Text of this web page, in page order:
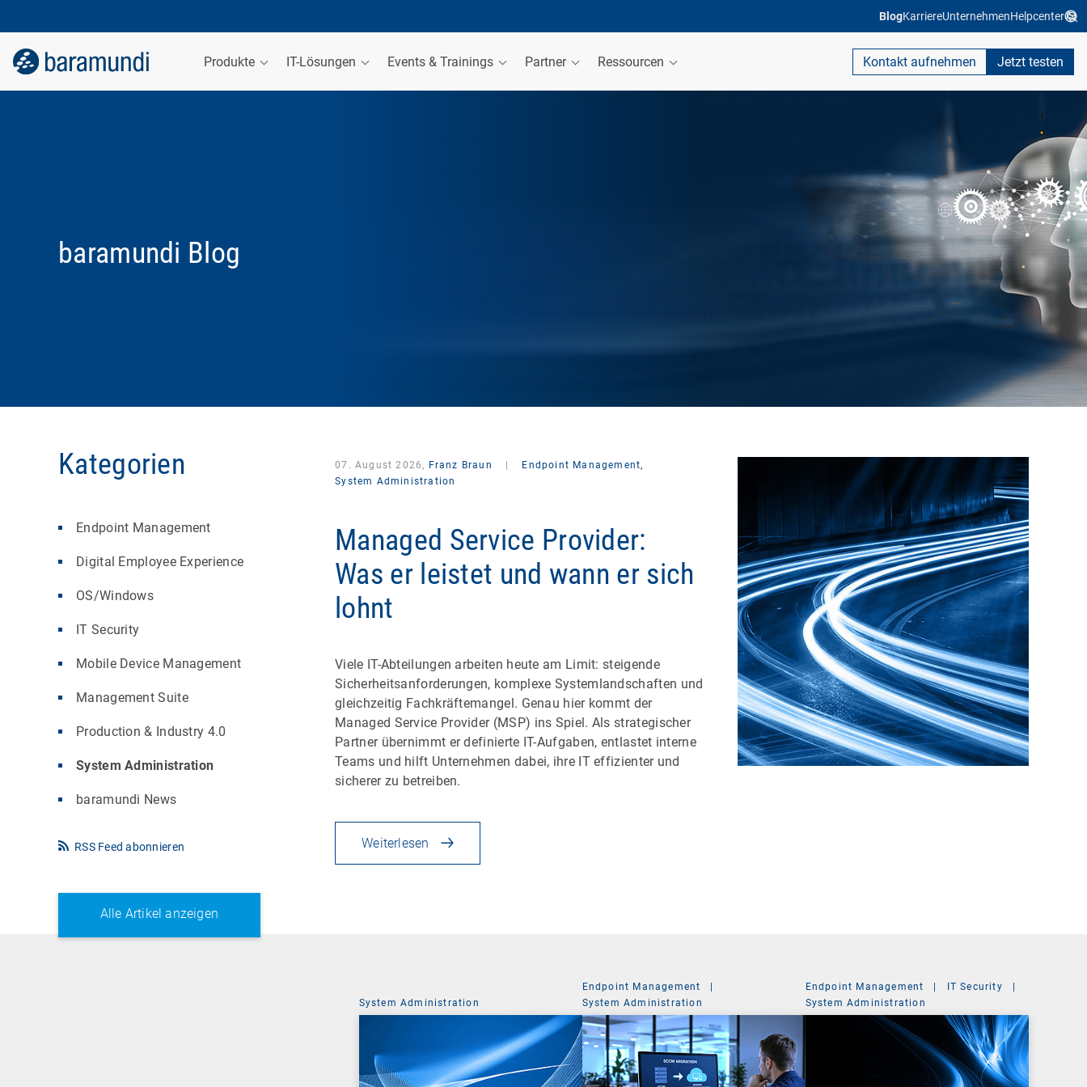
BlogKarriereUnternehmenHelpcenter
Produkte IT-Lösungen Events & Trainings Partner Ressourcen Kontakt aufnehmen Jetzt testen
baramundi Blog
Kategorien
Endpoint Management
Digital Employee Experience
OS/Windows
IT Security
Mobile Device Management
Management Suite
Production & Industry 4.0
System Administration
baramundi News
RSS Feed abonnieren
Alle Artikel anzeigen
07. August 2026, Franz Braun
Endpoint Management,
System Administration
Managed Service Provider:
Was er leistet und wann er sich
lohnt
Viele IT-Abteilungen arbeiten heute am Limit: steigende
Sicherheitsanforderungen, komplexe Systemlandschaften und
gleichzeitig Fachkräftemangel. Genau hier kommt der
Managed Service Provider (MSP) ins Spiel. Als strategischer
Partner übernimmt er definierte IT-Aufgaben, entlastet interne
Teams und hilft Unternehmen dabei, ihre IT effizienter und
sicherer zu betreiben.
Weiterlesen
System Administration
Endpoint Management
|
System Administration
Endpoint Management | IT Security
|
System Administration